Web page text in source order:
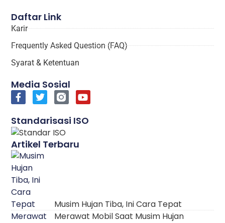
Artikel Terbaru
Musim Hujan Tiba, Ini Cara Tepat
Merawat Mobil Saat Musim Hujan
Daftar Link
Karir
Frequently Asked Question (FAQ)
Syarat & Ketentuan
Media Sosial
Standarisasi ISO